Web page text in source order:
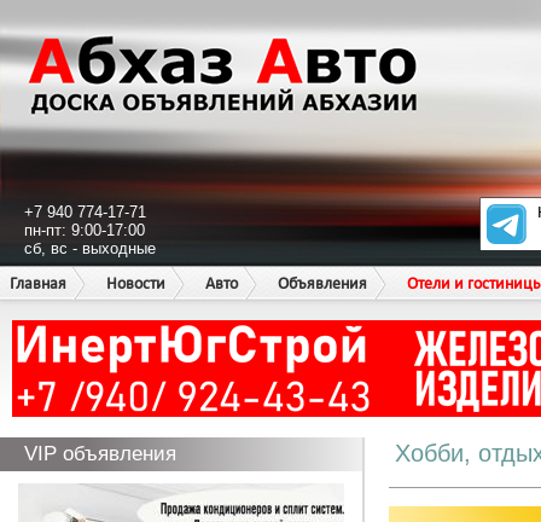
+7 940 774-17-71
пн-пт: 9:00-17:00
сб, вс - выходные
Главная
Новости Авто Объявления Отели и
VIP объявления Хобби,